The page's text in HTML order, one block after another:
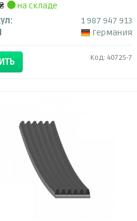
₴
на складе
1 987 947 913
Германия
Код: 40725-7